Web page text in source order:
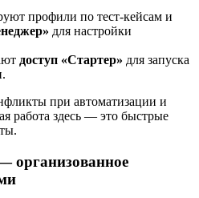
профили по тест-кейсам и
для настройки
доступ «Стартер» для запуска
при автоматизации и
работа здесь — это быстрые
организованное